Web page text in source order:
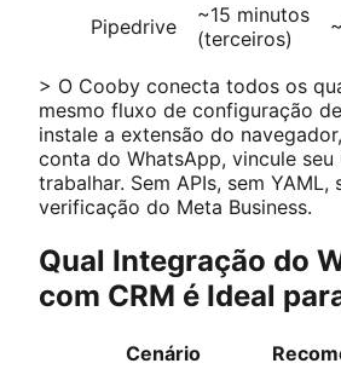
Pipedrive
~15 minutos
(terceiros)
> O Cooby conecta todos os
mesmo fluxo de configuração
instale a extensão do
conta do WhatsApp, vincule seu
trabalhar. Sem APIs, sem YAML,
verificação do Meta Business.
Qual Integração do
com CRM é Ideal
Cenário